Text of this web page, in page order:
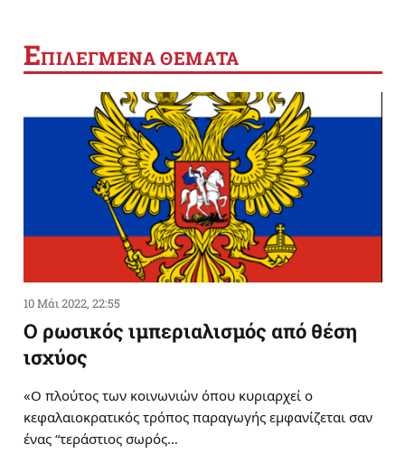
ΕΠΙΛΕΓΜΕΝΑ ΘΕΜΑΤΑ
10 Μάι 2022, 22:55
Ο ρωσικός ιμπεριαλισμός από θέση
ισχύος
«Ο πλούτος των κοινωνιών όπου κυριαρχεί ο
κεφαλαιοκρατικός τρόπος παραγωγής εμφανίζεται σαν
ένας “τεράστιος σωρός…